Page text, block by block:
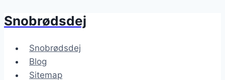
Fortsæt
indhold
Snobrødsdej
Snobrødsdej
Blog
Sitemap